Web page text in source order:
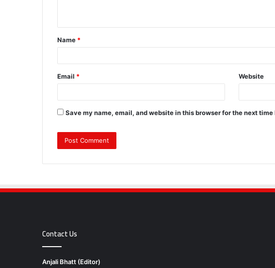
t
*
Name *
Email * Website
Save my name, email, and website in this browser for the next time
Contact Us
Anjali Bhatt (Editor)